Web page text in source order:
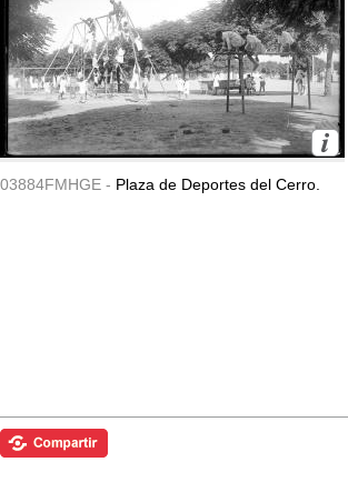
03884FMHGE - Plaza de Deportes del Cerro.